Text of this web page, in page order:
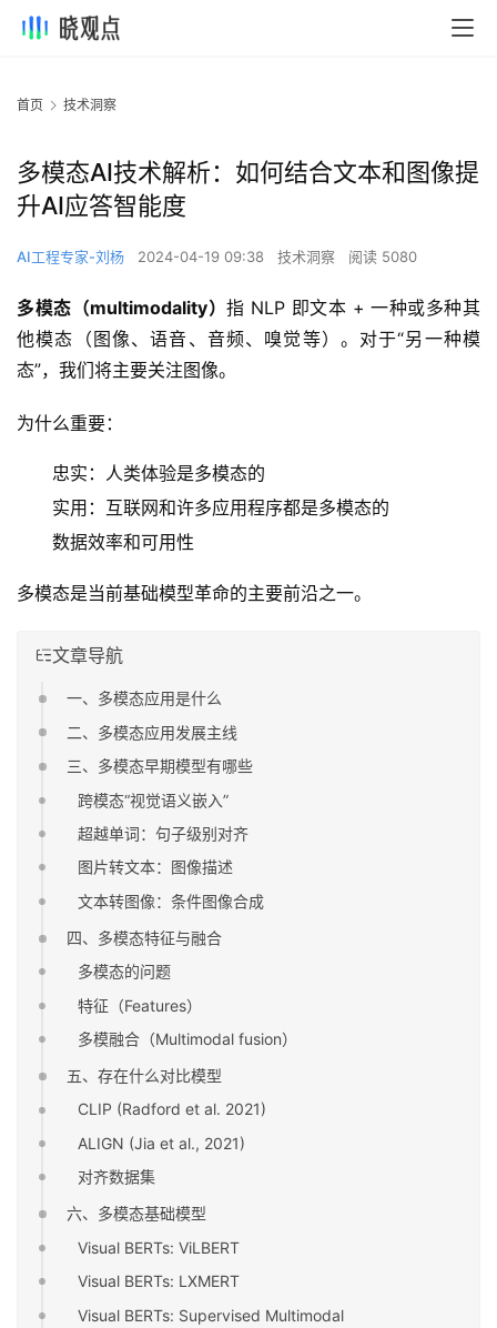
首页 技术洞察
多模态AI技术解析：如何结合文本和图像提
升AI应答智能度
AI工程专家-刘杨 2024-04-19 09:38 技术洞察 阅读 5080
多模态（multimodality）指 NLP 即文本 + 一种或多种其
他模态（图像、语音、音频、嗅觉等）。对于“另一种模
态”，我们将主要关注图像。
为什么重要：
忠实：人类体验是多模态的
实用：互联网和许多应用程序都是多模态的
数据效率和可用性
多模态是当前基础模型革命的主要前沿之一。
文章导航
一、多模态应用是什么
二、多模态应用发展主线
三、多模态早期模型有哪些
跨模态“视觉语义嵌入”
超越单词：句子级别对齐
图片转文本：图像描述
文本转图像：条件图像合成
四、多模态特征与融合
多模态的问题
特征（Features）
多模融合（Multimodal fusion）
五、存在什么对比模型
CLIP (Radford et al. 2021)
ALIGN (Jia et al., 2021)
对齐数据集
六、多模态基础模型
Visual BERTs: ViLBERT
Visual BERTs: LXMERT
Visual BERTs: Supervised Multimodal